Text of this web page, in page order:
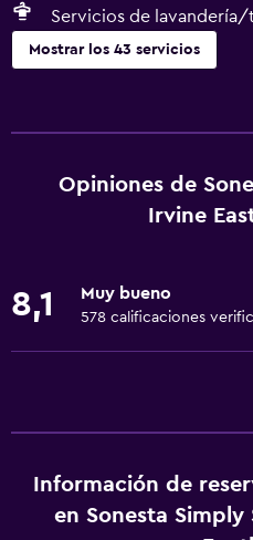
Servicios de
Mostrar los 43 servicios
Wifi gratis
Wifi disponible en todas las
Alarma de humo
Calefacción
Tetera/cafetera
Nevera
Opiniones de
Irvine
8,1 Muy bueno
578 calificaciones
Información de
en Sonesta Simply